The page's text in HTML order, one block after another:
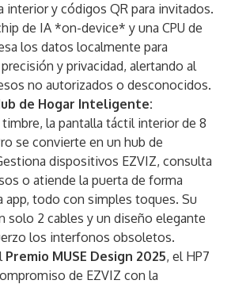
interior y códigos QR para invitados.
de IA *on-device* y una CPU de
los datos localmente para
y privacidad, alertando al
no autorizados o desconocidos.
de Hogar Inteligente:
la pantalla táctil interior de 8
se convierte en un hub de
dispositivos EZVIZ, consulta
o atiende la puerta de forma
app, todo con simples toques. Su
solo 2 cables y un diseño elegante
los interfonos obsoletos.
Premio MUSE Design 2025, el HP7
de EZVIZ con la